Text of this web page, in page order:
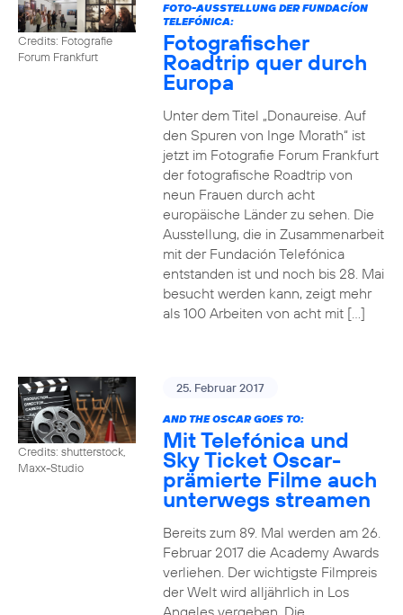
Credits: Fotografie
Forum Frankfurt
FOTO-AUSSTELLUNG DER FUNDACÍON
TELEFÓNICA:
Fotografischer
Roadtrip quer durch
Europa
Unter dem Titel „Donaureise. Auf
den Spuren von Inge Morath“ ist
jetzt im Fotografie Forum Frankfurt
der fotografische Roadtrip von
neun Frauen durch acht
europäische Länder zu sehen. Die
Ausstellung, die in Zusammenarbeit
mit der Fundación Telefónica
entstanden ist und noch bis 28. Mai
besucht werden kann, zeigt mehr
als 100 Arbeiten von acht mit […]
Credits: shutterstock,
Maxx-Studio
25. Februar 2017
AND THE OSCAR GOES TO:
Mit Telefónica und
Sky Ticket Oscar-
prämierte Filme auch
unterwegs streamen
Bereits zum 89. Mal werden am 26.
Februar 2017 die Academy Awards
verliehen. Der wichtigste Filmpreis
der Welt wird alljährlich in Los
Angeles vergeben. Die